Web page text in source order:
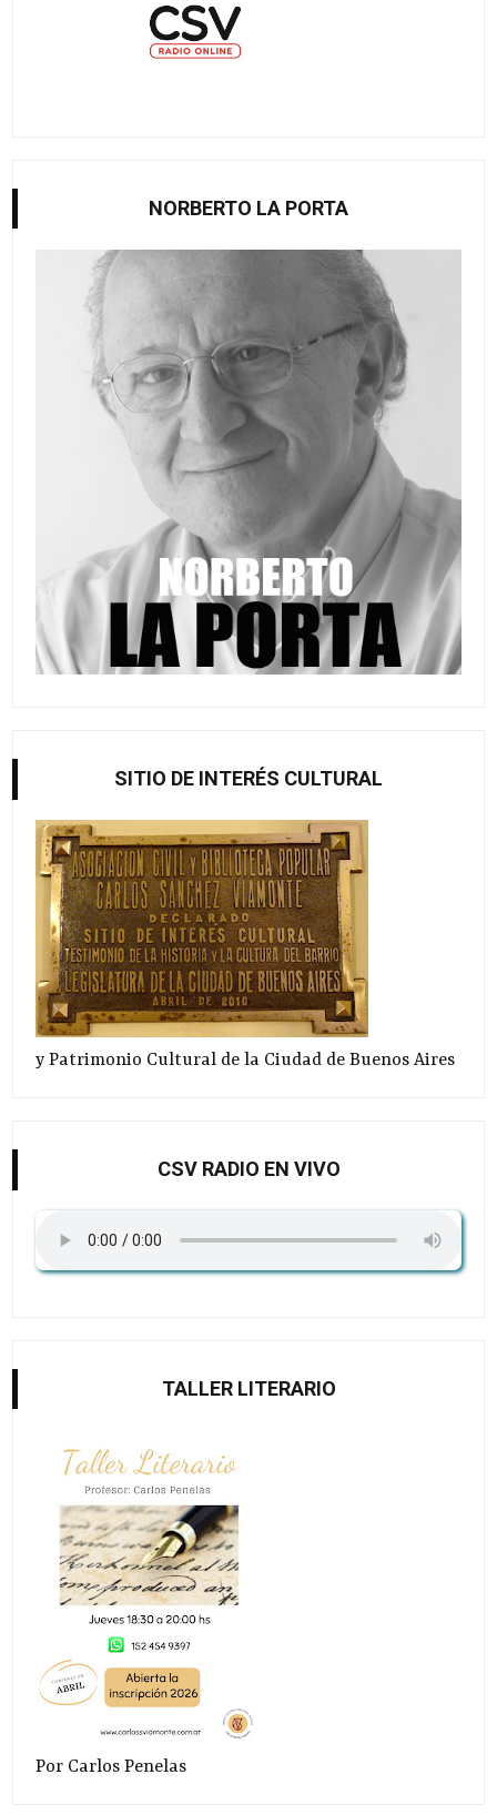
NORBERTO LA PORTA
SITIO DE INTERÉS CULTURAL
y Patrimonio Cultural de la Ciudad de Buenos Aires
CSV RADIO EN VIVO
TALLER LITERARIO
Por Carlos Penelas